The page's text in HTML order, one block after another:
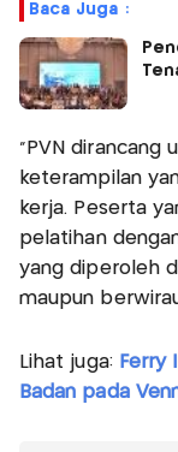
Baca Juga :
"PVN dirancang
keterampilan
kerja. Peserta
pelatihan
yang diperoleh
maupun
Lihat juga: Ferry
Badan pada